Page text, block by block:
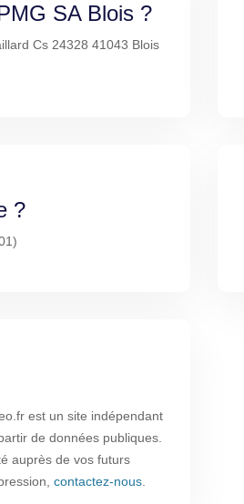
SA Blois ?
Cs 24328 41043 Blois
?
est un site indépendant
de données publiques.
auprès de vos futurs
contactez-nous